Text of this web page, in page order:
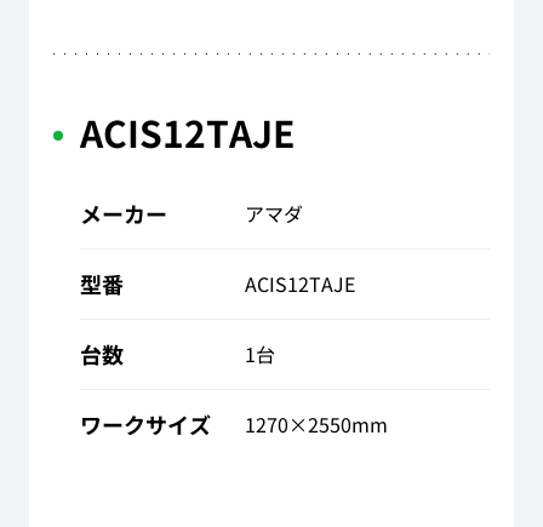
ACIS12TAJE
メーカー アマダ
型番 ACIS12TAJE
台数 1台
ワークサイズ 1270×2550mm